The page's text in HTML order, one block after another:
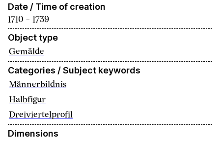
Date / Time of creation
1710 - 1739
Object type
Gemälde
Categories / Subject keywords
Männerbildnis
Halbfigur
Dreiviertelprofil
Dimensions